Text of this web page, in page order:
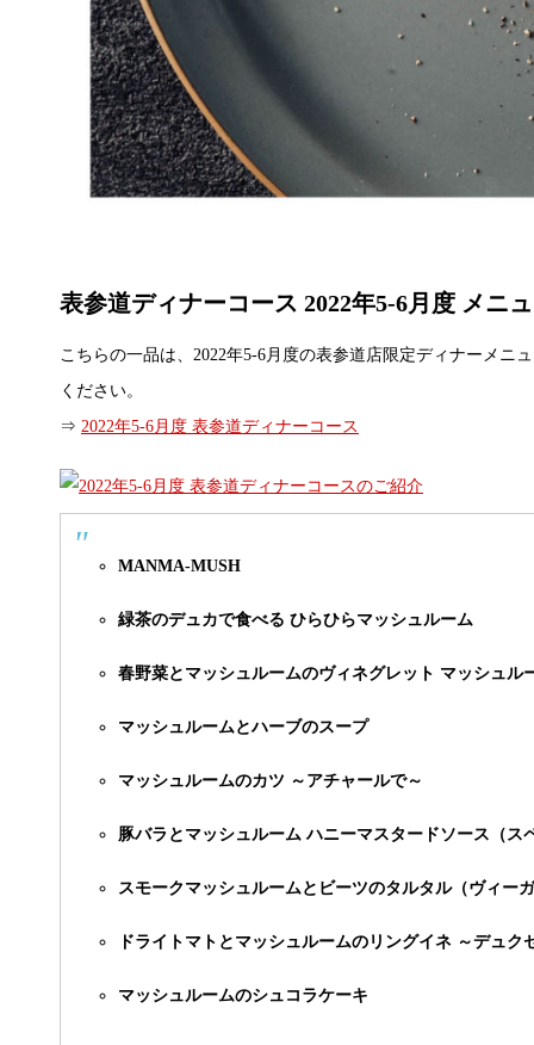
表参道ディナーコース 2022年5-6月度 メニ
こちらの一品は、2022年5-6月度の表参道店限定ディナーメニ
ください。
⇒ 2022年5-6月度 表参道ディナーコース
MANMA-MUSH
緑茶のデュカで食べる ひらひらマッシュルーム
春野菜とマッシュルームのヴィネグレット マッシュル
マッシュルームとハーブのスープ
マッシュルームのカツ ～アチャールで～
豚バラとマッシュルーム ハニーマスタードソース（ス
スモークマッシュルームとビーツのタルタル（ヴィー
ドライトマトとマッシュルームのリングイネ ～デュク
マッシュルームのシュコラケーキ